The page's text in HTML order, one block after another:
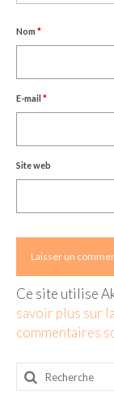
Nom *
E-mail *
Site web
Ce site utilise
savoir plus sur
commentaires
Rechercher
: